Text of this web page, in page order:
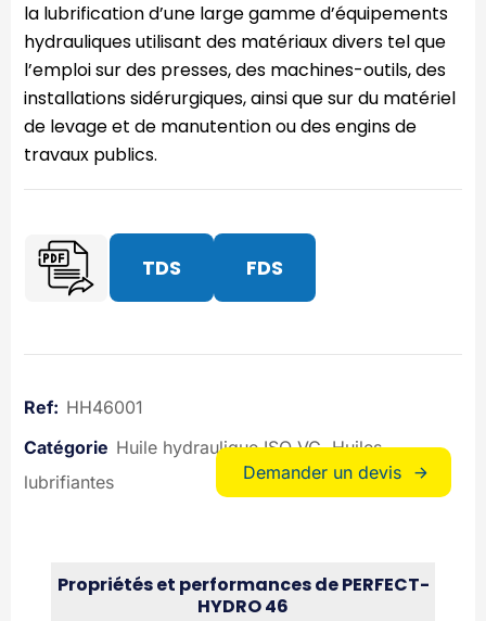
la lubrification d’une large gamme d’équipements
hydrauliques utilisant des matériaux divers tel que
l’emploi sur des presses, des machines-outils, des
installations sidérurgiques, ainsi que sur du matériel
de levage et de manutention ou des engins de
travaux publics.
TDS FDS
HH46001
Huile hydraulique ISO VG Huiles
lubrifiantes
Demander un devis
Propriétés et performances de PERFECT-
HYDRO 46